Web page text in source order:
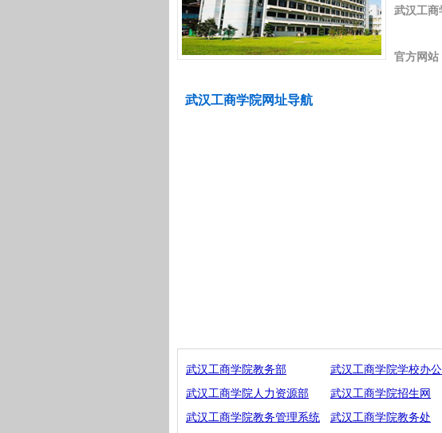
武汉工商
官方网站
武汉工商学院网址导航
武汉工商学院教务部 武汉工商学院学校办
武汉工商学院人力资源部
武汉工商学院招生网
武汉工商学院教务管理系统
武汉工商学院教务处